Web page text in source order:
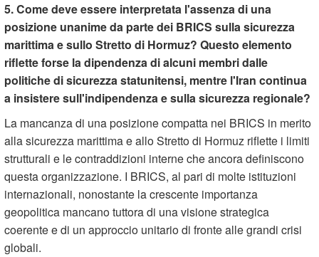
5. Come deve essere interpretata l'assenza di una
posizione unanime da parte dei BRICS sulla sicurezza
marittima e sullo Stretto di Hormuz? Questo elemento
riflette forse la dipendenza di alcuni membri dalle
politiche di sicurezza statunitensi, mentre l'Iran continua
a insistere sull'indipendenza e sulla sicurezza regionale?
La mancanza di una posizione compatta nei BRICS in merito
alla sicurezza marittima e allo Stretto di Hormuz riflette i limiti
strutturali e le contraddizioni interne che ancora definiscono
questa organizzazione. I BRICS, al pari di molte istituzioni
internazionali, nonostante la crescente importanza
geopolitica mancano tuttora di una visione strategica
coerente e di un approccio unitario di fronte alle grandi crisi
globali.